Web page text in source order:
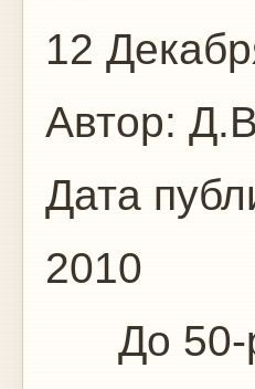
12
Автор:
Дата
2010
До 50-